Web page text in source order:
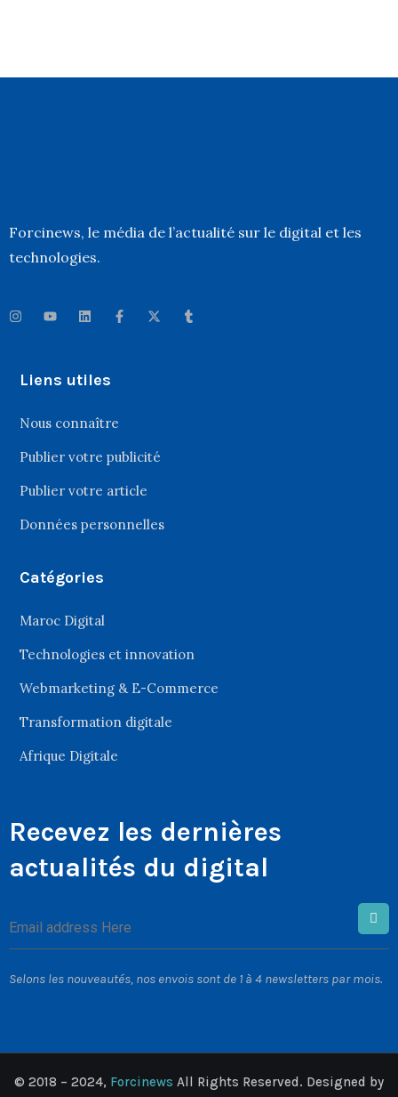
Forcinews, le média de l’actualité sur le digital et les
technologies.
Liens utiles
Nous connaître
Publier votre publicité
Publier votre article
Données personnelles
Catégories
Maroc Digital
Technologies et innovation
Webmarketing & E-Commerce
Transformation digitale
Afrique Digitale
Recevez les dernières
actualités du digital
Selons les nouveautés, nos envois sont de 1 à 4 newsletters par mois.
© 2018 – 2024, Forcinews All Rights Reserved. Designed by